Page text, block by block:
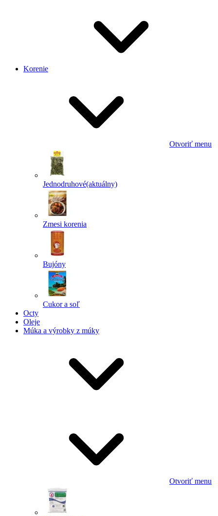
Korenie
Otvoriť menu
Jednodruhové(aktuálny)
Zmesi korenia
Bujóny
Cukor a soľ
Octy
Oleje
Múka a výrobky z múky
Otvoriť menu
Powered by chaterimo